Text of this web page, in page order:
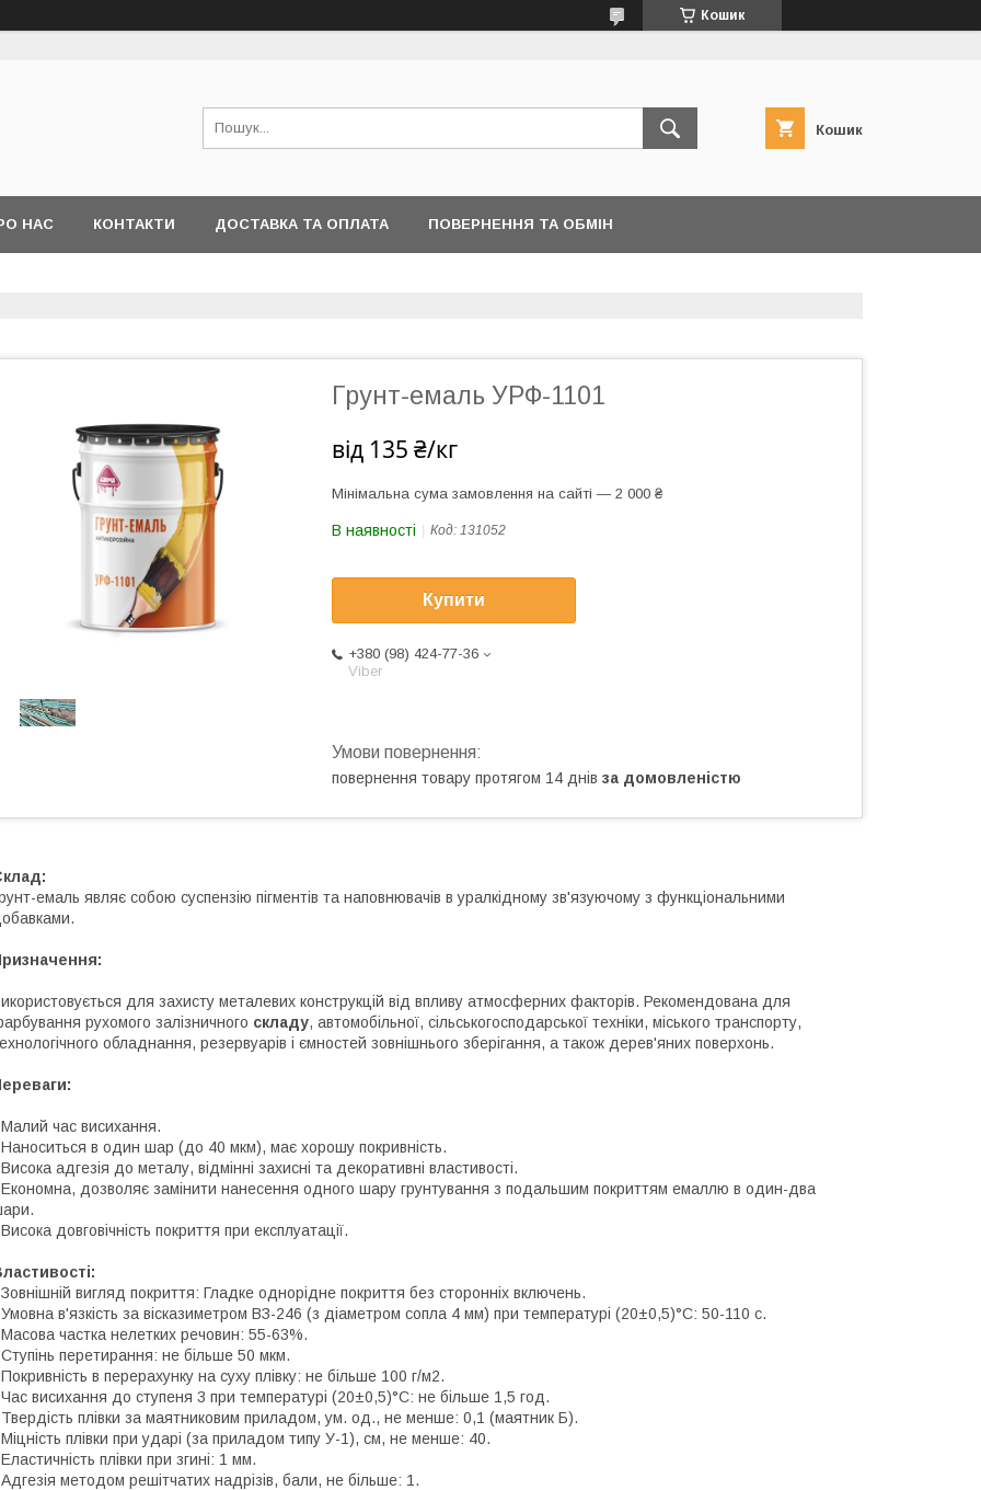
Кошик
Кошик
НАС КОНТАКТИ ДОСТАВКА ТА ОПЛАТА ПОВЕРНЕННЯ ТА ОБМІН
Грунт-емаль УРФ-1101
від 135 ₴/кг
Мінімальна сума замовлення на сайті — 2 000 ₴
В наявності Код: 131052
Купити
+380 (98) 424-77-36
Viber
повернення товару протягом 14 днів за домовленістю
емаль являє собою суспензію пігментів та наповнювачів в уралкідному зв'язуючому з функціональними
для захисту металевих конструкцій від впливу атмосферних факторів. Рекомендована для
рухомого залізничного складу, автомобільної, сільськогосподарської техніки, міського транспорту,
обладнання, резервуарів і ємностей зовнішнього зберігання, а також дерев'яних поверхонь.
час висихання.
в один шар (до 40 мкм), має хорошу покривність.
адгезія до металу, відмінні захисні та декоративні властивості.
дозволяє замінити нанесення одного шару грунтування з подальшим покриттям емаллю в один-два
довговічність покриття при експлуатації.
вигляд покриття: Гладке однорідне покриття без сторонніх включень.
в'язкість за вісказиметром ВЗ-246 (з діаметром сопла 4 мм) при температурі (20±0,5)°C: 50-110 с.
частка нелетких речовин: 55-63%.
перетирання: не більше 50 мкм.
в перерахунку на суху плівку: не більше 100 г/м2.
висихання до ступеня 3 при температурі (20±0,5)°C: не більше 1,5 год.
плівки за маятниковим приладом, ум. од., не менше: 0,1 (маятник Б).
плівки при ударі (за приладом типу У-1), см, не менше: 40.
плівки при згині: 1 мм.
методом решітчатих надрізів, бали, не більше: 1.